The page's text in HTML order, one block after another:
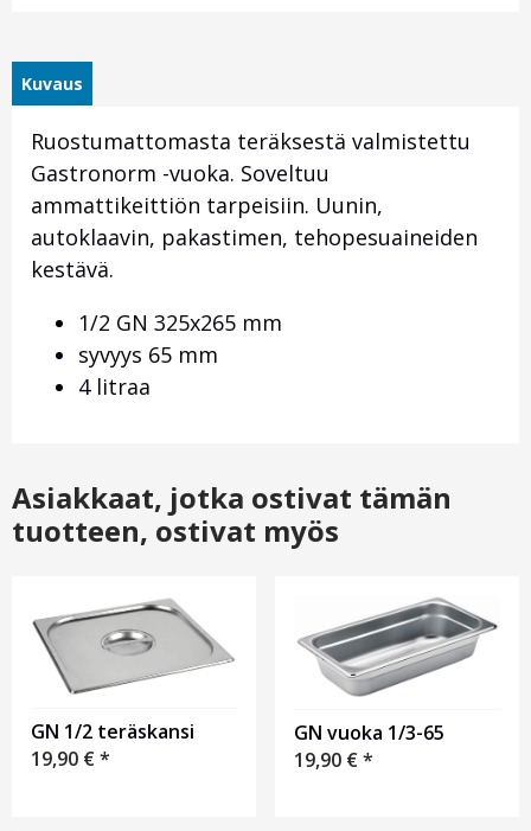
Kuvaus
Ruostumattomasta teräksestä valmistettu
Gastronorm -vuoka. Soveltuu
ammattikeittiön tarpeisiin. Uunin,
autoklaavin, pakastimen, tehopesuaineiden
kestävä.
1/2 GN 325x265 mm
syvyys 65 mm
4 litraa
Asiakkaat, jotka ostivat tämän
tuotteen, ostivat myös
GN 1/2 teräskansi
19,90 €*
GN vuoka 1/3-65
19,90 €*